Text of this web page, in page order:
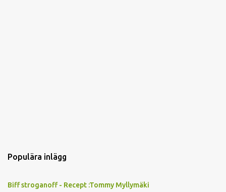
Populära inlägg
Biff stroganoff - Recept :Tommy Myllymäki